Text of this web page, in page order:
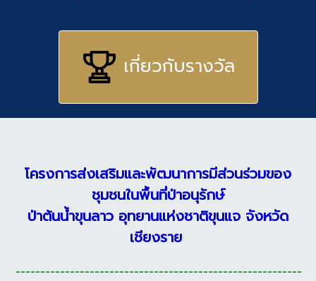
เกี่ยวกับรางวัล
โครงการส่งเสริมและพัฒนาการมีส่วนร่วมของ
ชุมชนในพื้นที่ป่าอนุรักษ์
ป่าต้นน้ำขุนลาว อุทยานแห่งชาติขุนแจ จังหวัด
เชียงราย
----------------------------------------------------------